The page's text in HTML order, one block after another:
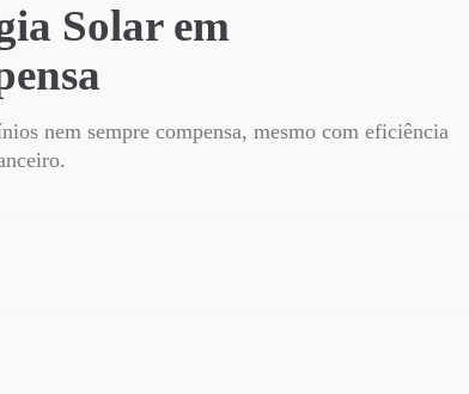
Solar em
nem sempre compensa, mesmo com eficiência